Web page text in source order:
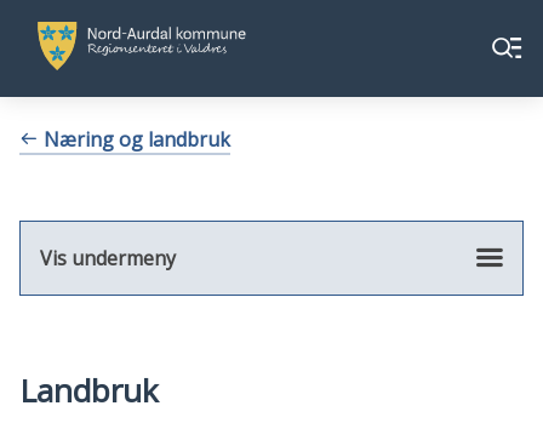
Nord-
Aurdal
kommune
Aurdal
Meny
Du Næring og landbruk
Vis undermeny
Landbruk